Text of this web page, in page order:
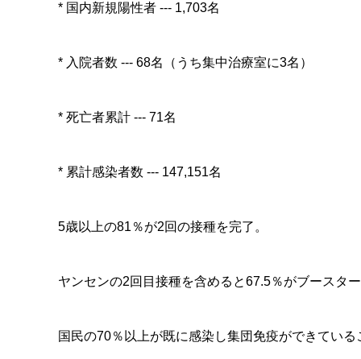
* 国内新規陽性者 --- 1,703名
* 入院者数 --- 68名（うち集中治療室に3名）
* 死亡者累計 --- 71名
* 累計感染者数 --- 147,151名
5歳以上の81％が2回の接種を完了。
ヤンセンの2回目接種を含めると67.5％がブースタ
国民の70％以上が既に感染し集団免疫ができてい